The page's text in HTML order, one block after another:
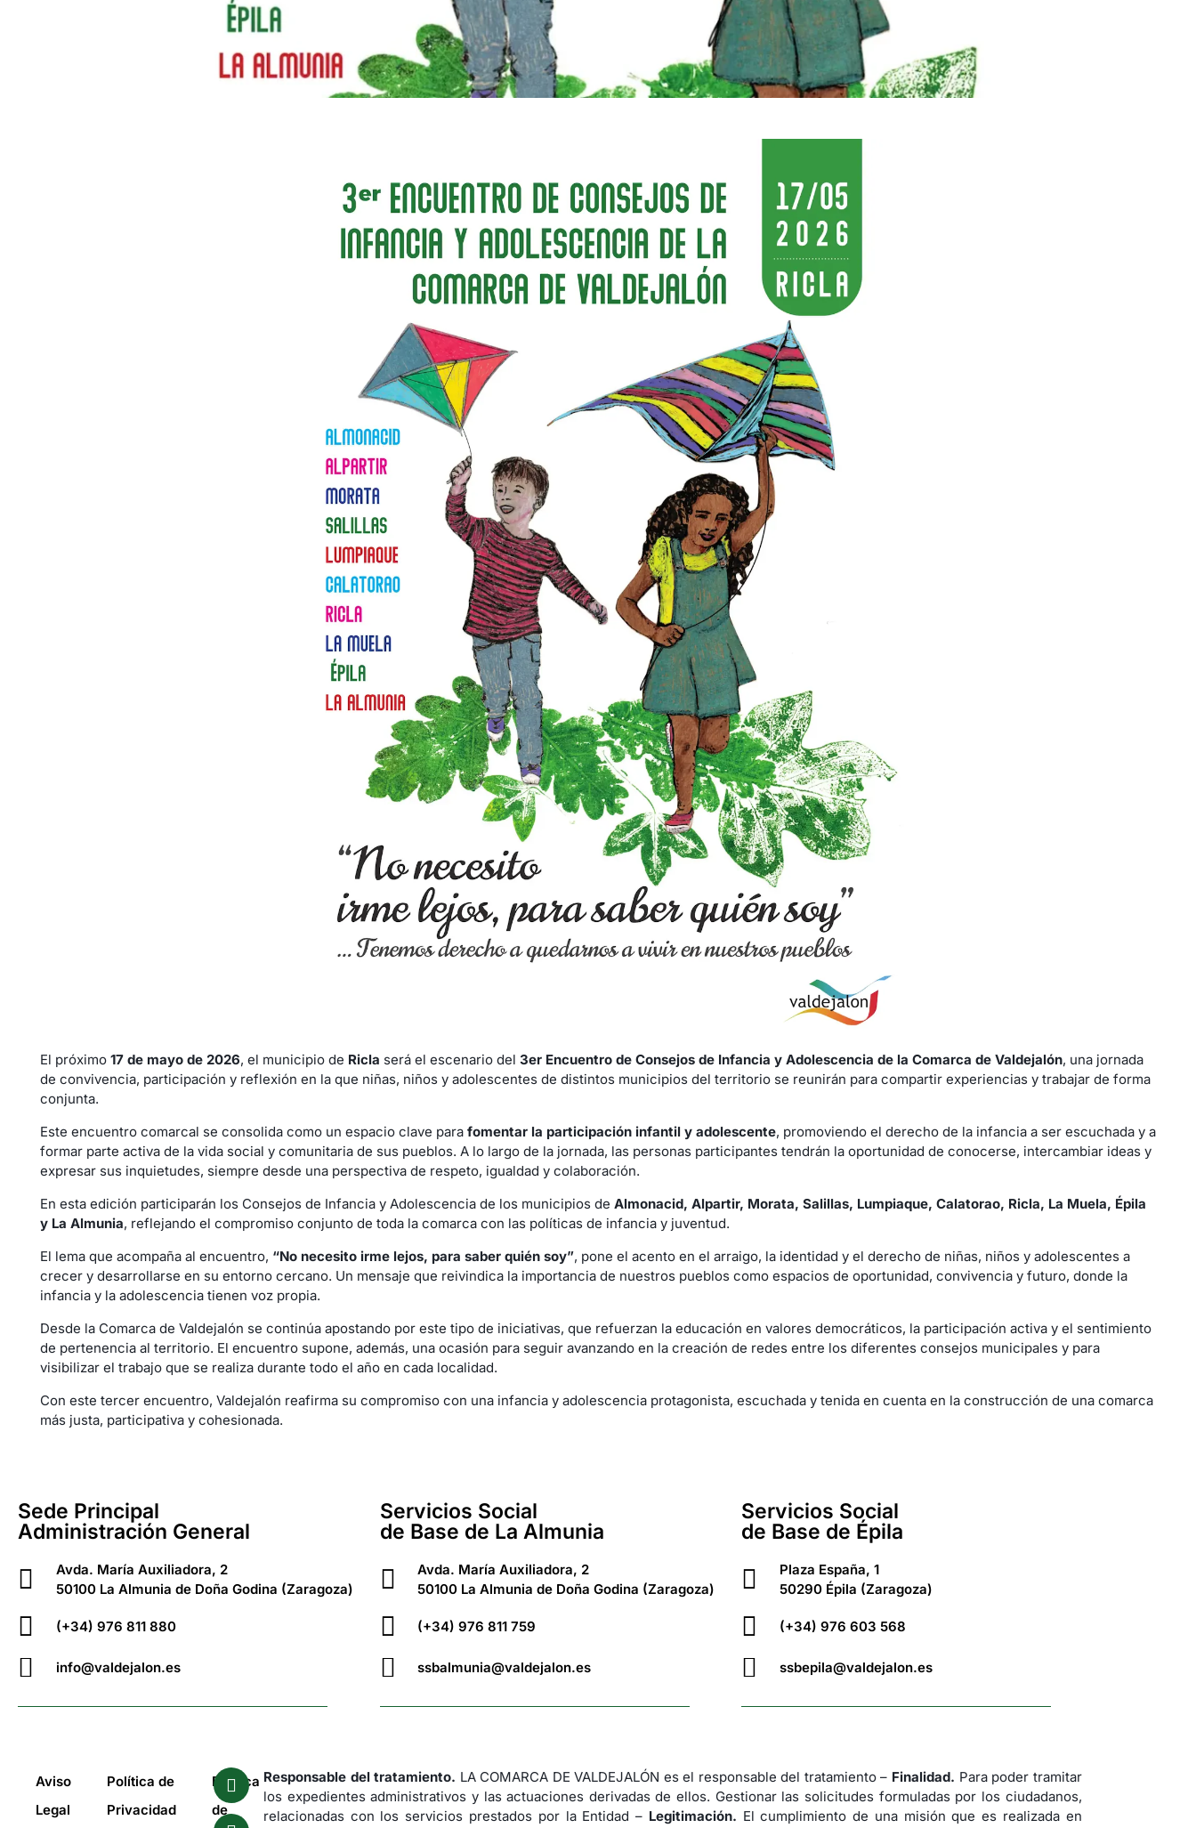
El próximo 17 de mayo de 2026, el municipio de Ricla será el escenario del 3er Encuentro de Consejos de Infancia y Adolescencia de la Comarca de Valdejalón, una jornada
de convivencia, participación y reflexión en la que niñas, niños y adolescentes de distintos municipios del territorio se reunirán para compartir experiencias y trabajar de forma
conjunta.
Este encuentro comarcal se consolida como un espacio clave para fomentar la participación infantil y adolescente, promoviendo el derecho de la infancia a ser escuchada y a
formar parte activa de la vida social y comunitaria de sus pueblos. A lo largo de la jornada, las personas participantes tendrán la oportunidad de conocerse, intercambiar ideas y
expresar sus inquietudes, siempre desde una perspectiva de respeto, igualdad y colaboración.
En esta edición participarán los Consejos de Infancia y Adolescencia de los municipios de Almonacid, Alpartir, Morata, Salillas, Lumpiaque, Calatorao, Ricla, La Muela, Épila
y La Almunia, reflejando el compromiso conjunto de toda la comarca con las políticas de infancia y juventud.
El lema que acompaña al encuentro, “No necesito irme lejos, para saber quién soy”, pone el acento en el arraigo, la identidad y el derecho de niñas, niños y adolescentes a
crecer y desarrollarse en su entorno cercano. Un mensaje que reivindica la importancia de nuestros pueblos como espacios de oportunidad, convivencia y futuro, donde la
infancia y la adolescencia tienen voz propia.
Desde la Comarca de Valdejalón se continúa apostando por este tipo de iniciativas, que refuerzan la educación en valores democráticos, la participación activa y el sentimiento
de pertenencia al territorio. El encuentro supone, además, una ocasión para seguir avanzando en la creación de redes entre los diferentes consejos municipales y para
visibilizar el trabajo que se realiza durante todo el año en cada localidad.
Con este tercer encuentro, Valdejalón reafirma su compromiso con una infancia y adolescencia protagonista, escuchada y tenida en cuenta en la construcción de una comarca
más justa, participativa y cohesionada.
Sede Principal
Administración General
Avda. María Auxiliadora, 2
50100 La Almunia de Doña Godina (Zaragoza)
(+34) 976 811 880
info@valdejalon.es
Servicios Social
de Base de La Almunia
Avda. María Auxiliadora, 2
50100 La Almunia de Doña Godina (Zaragoza)
(+34) 976 811 759
ssbalmunia@valdejalon.es
Servicios Social
de Base de Épila
Plaza España, 1
50290 Épila (Zaragoza)
(+34) 976 603 568
ssbepila@valdejalon.es
Aviso
Legal
Política de
Privacidad
Política
de
Responsable del tratamiento. LA COMARCA DE VALDEJALÓN es el responsable del tratamiento – Finalidad. Para poder tramitar
los expedientes administrativos y las actuaciones derivadas de ellos. Gestionar las solicitudes formuladas por los ciudadanos,
relacionadas con los servicios prestados por la Entidad – Legitimación. El cumplimiento de una misión que es realizada en